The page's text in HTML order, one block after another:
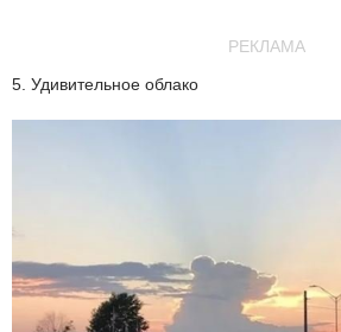
РЕКЛАМА
5. Удивительное облако